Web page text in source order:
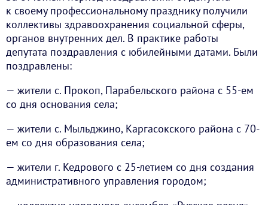
к своему профессиональному празднику получили
коллективы здравоохранения социальной сферы,
органов внутренних дел. В практике работы
депутата поздравления с юбилейными датами. Были
поздравлены:
— жители с. Прокоп, Парабельского района с 55-ем
со дня основания села;
— жители с. Мыльджино, Каргасокского района с 70-
ем со дня образования села;
— жители г. Кедрового с 25-летием со дня создания
административного управления городом;